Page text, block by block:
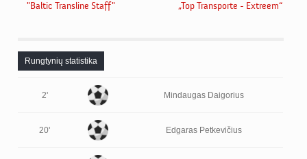
"Baltic Transline Staff" „Top Transporte - Extreem“
Rungtynių statistika
2' Mindaugas Daigorius
20' Edgaras Petkevičius